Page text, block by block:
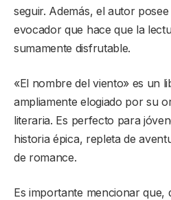
seguir. Además, el autor
evocador que hace que la
sumamente disfrutable.
«El nombre del viento» es un
ampliamente elogiado por su
literaria. Es perfecto para
historia épica, repleta de
de romance.
Es importante mencionar que,